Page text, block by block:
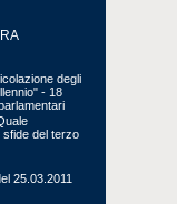
degli
- 18
sfide del terzo
25.03.2011